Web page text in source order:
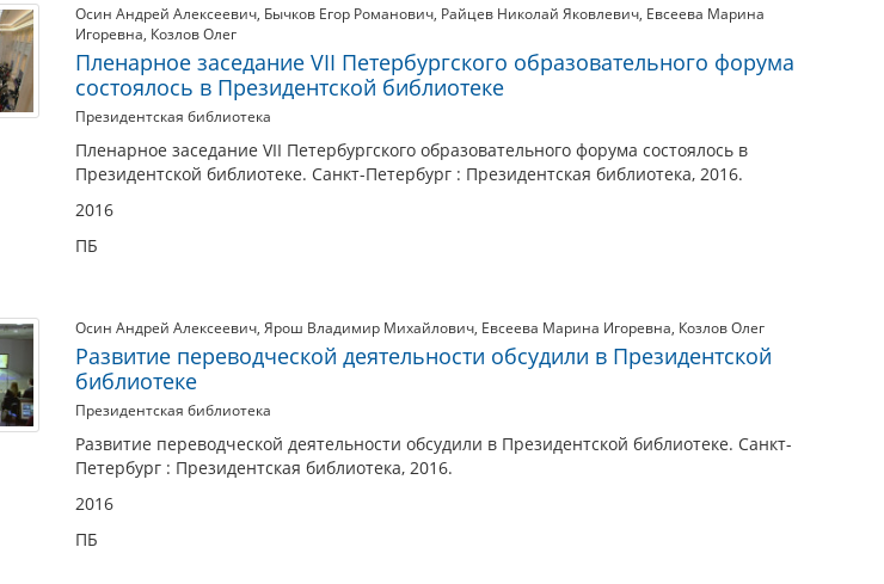
Осин Андрей Алексеевич, Бычков Егор Романович, Райцев Николай Яковлевич, Евсеева Марина
Игоревна, Козлов Олег
Пленарное заседание VII Петербургского образовательного форума
состоялось в Президентской библиотеке
Президентская библиотека
Пленарное заседание VII Петербургского образовательного форума состоялось в
Президентской библиотеке. Санкт-Петербург : Президентская библиотека, 2016.
2016
ПБ
Осин Андрей Алексеевич, Ярош Владимир Михайлович, Евсеева Марина Игоревна, Козлов Олег
Развитие переводческой деятельности обсудили в Президентской
библиотеке
Президентская библиотека
Развитие переводческой деятельности обсудили в Президентской библиотеке. Санкт-
Петербург : Президентская библиотека, 2016.
2016
ПБ